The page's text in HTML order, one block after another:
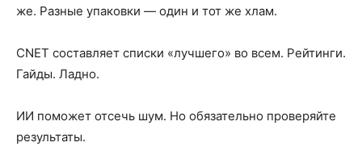
же. Разные упаковки — один и тот же хлам.
CNET составляет списки «лучшего» во всем. Рейтинги.
Гайды. Ладно.
ИИ поможет отсечь шум. Но обязательно проверяйте
результаты.